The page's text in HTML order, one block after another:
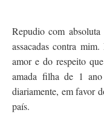
Repudio com absoluta
assacadas contra
amor e do respeito
amada filha de 1
diariamente, em favor
país.